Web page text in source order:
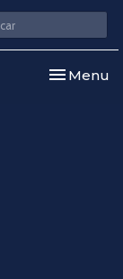
Toggle
Menu